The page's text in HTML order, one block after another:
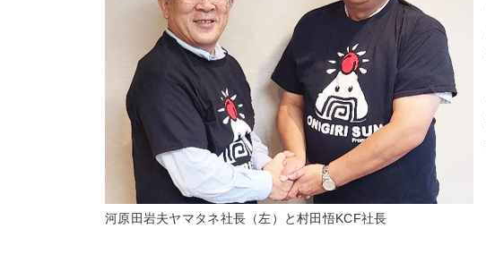
河原田岩夫ヤマタネ社長（左）と村田悟KCF社長